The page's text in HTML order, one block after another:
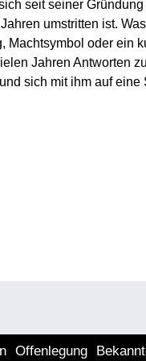
seit seiner
umstritten ist.
Machtsymbol oder ein
Jahren Antworten
sich mit ihm auf eine
Offenlegung